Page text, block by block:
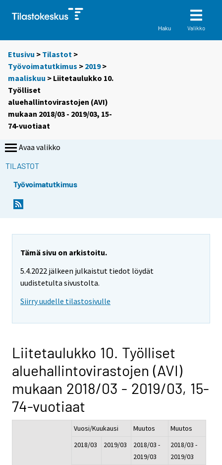
Haku Valikko
Etusivu > Tilastot >
Työvoimatutkimus > 2019>
maaliskuu > Liitetaulukko 10.
Työlliset
aluehallintovirastojen (AVI)
mukaan 2018/03 - 2019/03, 15-
74-vuotiaat
Avaa valikko
TILASTOT
Työvoimatutkimus
Tämä sivu on arkistoitu.
5.4.2022 jälkeen julkaistut tiedot löydät
uudistetulta sivustolta.
Siirry uudelle tilastosivulle
Liitetaulukko 10. Työlliset
aluehallintovirastojen (AVI)
mukaan 2018/03 - 2019/03, 15-
74-vuotiaat
Vuosi/Kuukausi Muutos
Muutos
2018/03
2019/03
2018/03 -
2019/03
2018/03 -
2019/03